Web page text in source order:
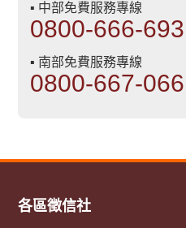
▪ 中部免費服務專線
0800-666-693
▪ 南部免費服務專線
0800-667-066
各區徵信社